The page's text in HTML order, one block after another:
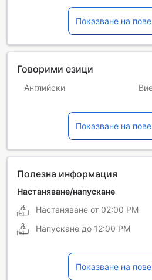
Показване на
Говорими езици
Английски
Руски
Хинди
Показване на
Полезна информация
Настаняване/напускане
Настаняване от 02:00 PM
Напускане до 12:00 PM
Показване на